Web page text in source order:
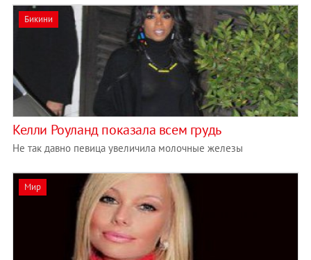
Бикини
Келли Роуланд показала всем грудь
Не так давно певица увеличила молочные железы
Мир